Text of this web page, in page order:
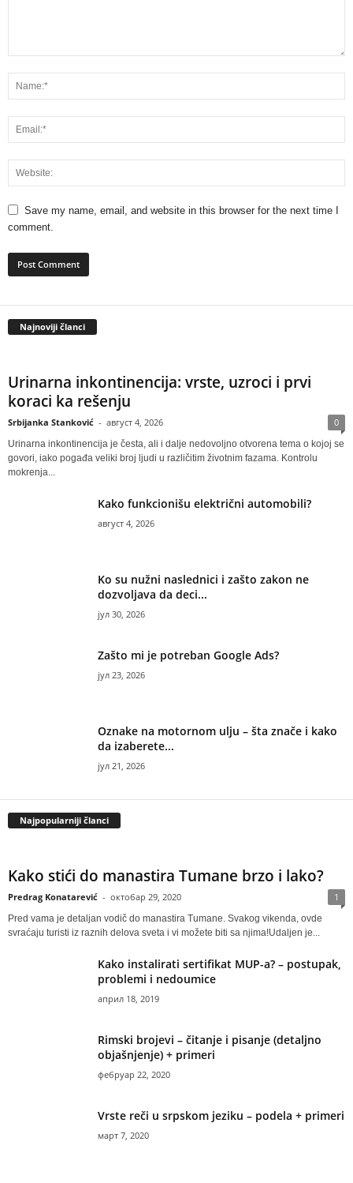
Save my name, email, and website in this browser for the next time I
comment.
Najnoviji članci
Urinarna inkontinencija: vrste, uzroci i prvi
koraci ka rešenju
Srbijanka Stanković - август 4, 2026 0
Urinarna inkontinencija je česta, ali i dalje nedovoljno otvorena tema o kojoj se
govori, iako pogađa veliki broj ljudi u različitim životnim fazama. Kontrolu
mokrenja...
Kako funkcionišu električni automobili?
август 4, 2026
Ko su nužni naslednici i zašto zakon ne
dozvoljava da deci...
јул 30, 2026
Zašto mi je potreban Google Ads?
јул 23, 2026
Oznake na motornom ulju – šta znače i kako
da izaberete...
јул 21, 2026
Najpopularniji članci
Kako stići do manastira Tumane brzo i lako?
Predrag Konatarević - октобар 29, 2020 1
Pred vama je detaljan vodič do manastira Tumane. Svakog vikenda, ovde
svraćaju turisti iz raznih delova sveta i vi možete biti sa njima!Udaljen je...
Kako instalirati sertifikat MUP-a? – postupak,
problemi i nedoumice
април 18, 2019
Rimski brojevi – čitanje i pisanje (detaljno
objašnjenje) + primeri
фебруар 22, 2020
Vrste reči u srpskom jeziku – podela + primeri
март 7, 2020